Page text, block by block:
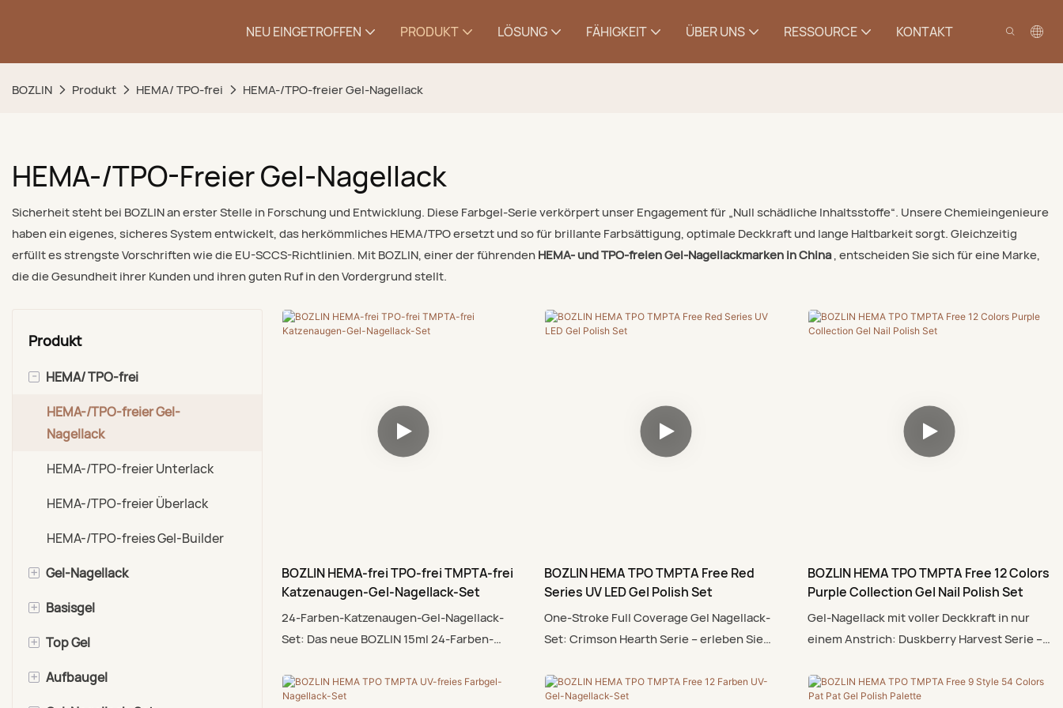
NEU EINGETROFFEN PRODUKT LÖSUNG FÄHIGKEIT ÜBER UNS RESSOURCE KONTAKT
BOZLIN Produkt HEMA/ TPO-frei HEMA-/TPO-freier Gel-Nagellack
HEMA-/TPO-Freier Gel-Nagellack
Sicherheit steht bei BOZLIN an erster Stelle in Forschung und Entwicklung. Diese Farbgel-Serie verkörpert unser Engagement für „Null schädliche Inhaltsstoffe“. Unsere Chemieingenieure
haben ein eigenes, sicheres System entwickelt, das herkömmliches HEMA/TPO ersetzt und so für brillante Farbsättigung, optimale Deckkraft und lange Haltbarkeit sorgt. Gleichzeitig
erfüllt es strengste Vorschriften wie die EU-SCCS-Richtlinien. Mit BOZLIN, einer der führendenHEMA- und TPO-freien Gel-Nagellackmarken in China, entscheiden Sie sich für eine Marke,
die die Gesundheit ihrer Kunden und ihren guten Ruf in den Vordergrund stellt.
Produkt
-
HEMA/ TPO-frei
HEMA-/TPO-freier Gel-
Nagellack
HEMA-/TPO-freier Unterlack
HEMA-/TPO-freier Überlack
HEMA-/TPO-freies Gel-Builder
+ Gel-Nagellack
Farbgel-Nagellack
Katzenaugen-Gel-Nagellack
Glitzer-Gel-Nagellack
+ Basisgel
4-in-1-Basislack
Säurefreier Nagelprimer
+ Top Gel
Superglänzender Überlack
+ Aufbaugel
BOZLIN HEMA-frei TPO-frei TMPTA-frei
Katzenaugen-Gel-Nagellack-Set
24-Farben-Katzenaugen-Gel-Nagellack-
Set: Das neue BOZLIN 15ml 24-Farben-
Insgesamt 24 Farben im Katzenaugen-Look
vereinen den eleganten und intellektuellen
BOZLIN HEMA TPO TMPTA Free Red
Series UV LED Gel Polish Set
One-Stroke Full Coverage Gel Nagellack-
Set: Crimson Hearth Serie – erleben Sie
entwickelte Formel verzichtet auf HEMA,
TPO und TMPTA und ist somit sicherer für
BOZLIN HEMA TPO TMPTA Free 12 Colors
Purple Collection Gel Nail Polish Set
Gel-Nagellack mit voller Deckkraft in nur
einem Anstrich: Duskberry Harvest Serie –
sorgfältig entwickelte Formel verzichtet auf
HEMA, TPO und TMPTA und ist somit